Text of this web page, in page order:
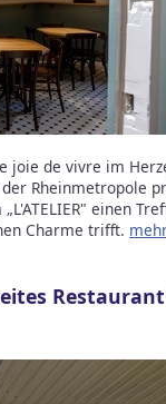
joie de vivre im
Rheinmetropole
einen
Charme trifft.